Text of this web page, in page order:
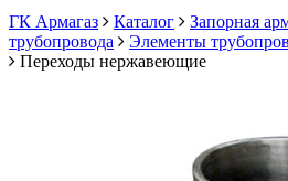
ГК Армагаз
Каталог
Запорная
трубопровода
Элементы
Переходы нержавеющие